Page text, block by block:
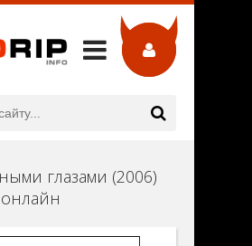
глазами (2006)